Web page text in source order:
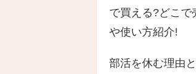
で買える?どこで
や使い方紹介!
部活を休む理由